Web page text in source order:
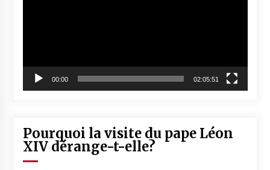
00:00 02:05:51
Pourquoi la visite du pape Léon
XIV dérange-t-elle?